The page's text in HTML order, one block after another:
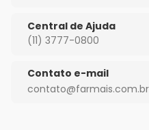
Central de Ajuda
(11) 3777-0800
Contato e-mail
contato@farmais.com.br